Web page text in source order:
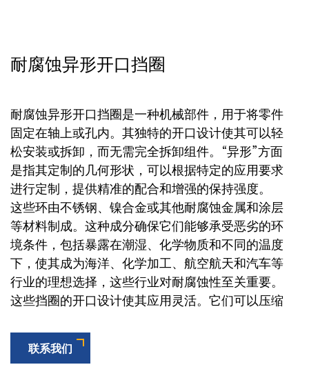
耐腐蚀异形开口挡圈
耐腐蚀异形开口挡圈是一种机械部件，用于将零件
固定在轴上或孔内。其独特的开口设计使其可以轻
松安装或拆卸，而无需完全拆卸组件。“异形”方面
是指其定制的几何形状，可以根据特定的应用要求
进行定制，提供精准的配合和增强的保持强度。
这些环由不锈钢、镍合金或其他耐腐蚀金属和涂层
等材料制成。这种成分确保它们能够承受恶劣的环
境条件，包括暴露在潮湿、化学物质和不同的温度
下，使其成为海洋、化学加工、航空航天和汽车等
行业的理想选择，这些行业对耐腐蚀性至关重要。
这些挡圈的开口设计使其应用灵活。它们可以压缩
件牢固地固定到位。它们独特的形状可能包括不同
的横截面轮廓，如正方形、矩形或特殊轮廓形式，
联系我们